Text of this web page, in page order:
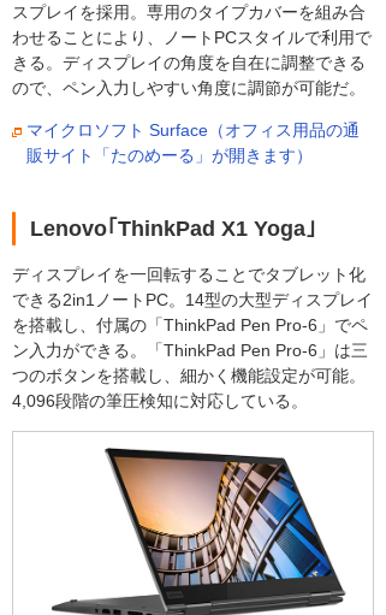
スプレイを採用。専用のタイプカバーを組み合
わせることにより、ノートPCスタイルで利用で
きる。ディスプレイの角度を自在に調整できる
ので、ペン入力しやすい角度に調節が可能だ。
マイクロソフト Surface（オフィス用品の通
販サイト「たのめーる」が開きます）
Lenovo｢ThinkPad X1 Yoga｣
ディスプレイを一回転することでタブレット化
できる2in1ノートPC。14型の大型ディスプレイ
を搭載し、付属の「ThinkPad Pen Pro-6」でペ
ン入力ができる。「ThinkPad Pen Pro-6」は三
つのボタンを搭載し、細かく機能設定が可能。
4,096段階の筆圧検知に対応している。